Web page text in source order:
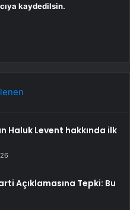
kaydedilsin.
Haluk Levent hakkında ilk
Açıklamasına Tepki: Bu